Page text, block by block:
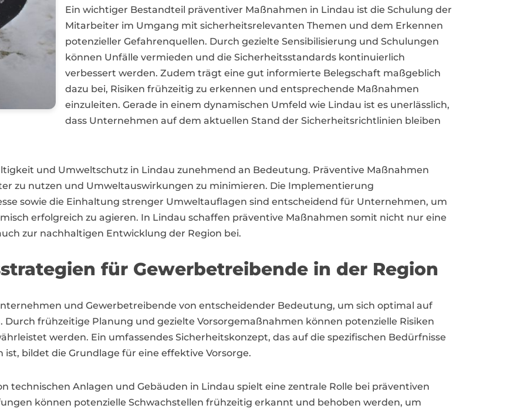
Ein wichtiger Bestandteil präventiver Maßnahmen in Lindau ist die Schulung der
Mitarbeiter im Umgang mit sicherheitsrelevanten Themen und dem Erkennen
potenzieller Gefahrenquellen. Durch gezielte Sensibilisierung und Schulungen
können Unfälle vermieden und die Sicherheitsstandards kontinuierlich
verbessert werden. Zudem trägt eine gut informierte Belegschaft maßgeblich
dazu bei, Risiken frühzeitig zu erkennen und entsprechende Maßnahmen
einzuleiten. Gerade in einem dynamischen Umfeld wie Lindau ist es unerlässlich,
dass Unternehmen auf dem aktuellen Stand der Sicherheitsrichtlinien bleiben
und Umweltschutz in Lindau zunehmend an Bedeutung. Präventive Maßnahmen
zu nutzen und Umweltauswirkungen zu minimieren. Die Implementierung
sowie die Einhaltung strenger Umweltauflagen sind entscheidend für Unternehmen, um
erfolgreich zu agieren. In Lindau schaffen präventive Maßnahmen somit nicht nur eine
zur nachhaltigen Entwicklung der Region bei.
für Gewerbetreibende in der Region
und Gewerbetreibende von entscheidender Bedeutung, um sich optimal auf
frühzeitige Planung und gezielte Vorsorgemaßnahmen können potenzielle Risiken
werden. Ein umfassendes Sicherheitskonzept, das auf die spezifischen Bedürfnisse
bildet die Grundlage für eine effektive Vorsorge.
technischen Anlagen und Gebäuden in Lindau spielt eine zentrale Rolle bei präventiven
können potenzielle Schwachstellen frühzeitig erkannt und behoben werden, um